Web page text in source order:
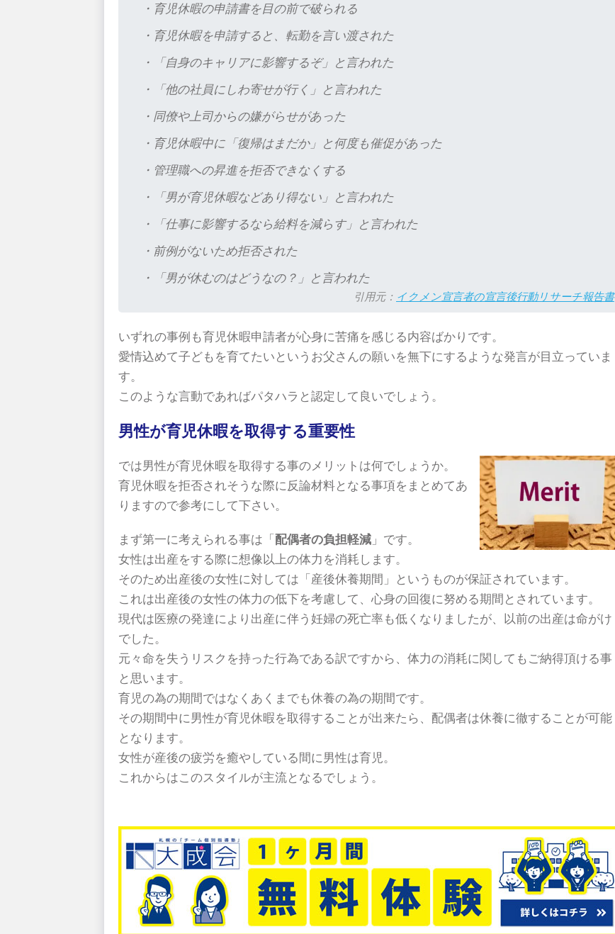
・育児休暇の申請書を目の前で破られる
・育児休暇を申請すると、転勤を言い渡された
・「自身のキャリアに影響するぞ」と言われた
・「他の社員にしわ寄せが行く」と言われた
・同僚や上司からの嫌がらせがあった
・育児休暇中に「復帰はまだか」と何度も催促があった
・管理職への昇進を拒否できなくする
・「男が育児休暇などあり得ない」と言われた
・「仕事に影響するなら給料を減らす」と言われた
・前例がないため拒否された
・「男が休むのはどうなの？」と言われた
引用元： イクメン宣言者の宣言後行動リサーチ報告書
いずれの事例も育児休暇申請者が心身に苦痛を感じる内容ばかりです。
愛情込めて子どもを育てたいというお父さんの願いを無下にするような発言が目立っていま
す。
このような言動であればパタハラと認定して良いでしょう。
男性が育児休暇を取得する重要性
では男性が育児休暇を取得する事のメリットは何でしょうか。
育児休暇を拒否されそうな際に反論材料となる事項をまとめてあ
りますので参考にして下さい。
まず第一に考えられる事は「配偶者の負担軽減 」です。
女性は出産をする際に想像以上の体力を消耗します。
そのため出産後の女性に対しては「産後休養期間」というものが保証されています。
これは出産後の女性の体力の低下を考慮して、心身の回復に努める期間とされています。
現代は医療の発達により出産に伴う妊婦の死亡率も低くなりましたが、以前の出産は命がけ
でした。
元々命を失うリスクを持った行為である訳ですから、体力の消耗に関してもご納得頂ける事
と思います。
育児の為の期間ではなくあくまでも休養の為の期間です。
その期間中に男性が育児休暇を取得することが出来たら、配偶者は休養に徹することが可能
となります。
女性が産後の疲労を癒やしている間に男性は育児。
これからはこのスタイルが主流となるでしょう。